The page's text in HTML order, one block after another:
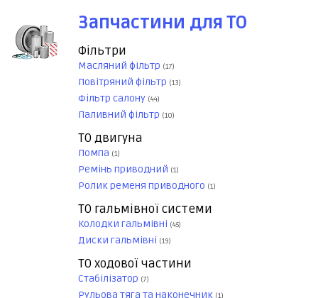
Запчастини для ТО
Фільтри
Масляний фільтр (17)
Повітряний фільтр (13)
Фільтр салону (44)
Паливний фільтр (10)
ТО двигуна
Помпа (1)
Ремінь приводний (1)
Ролик ременя приводного (1)
ТО гальмівної системи
Колодки гальмівні (45)
Диски гальмівні (19)
ТО ходової частини
Стабілізатор (7)
Рульова тяга та наконечник (1)